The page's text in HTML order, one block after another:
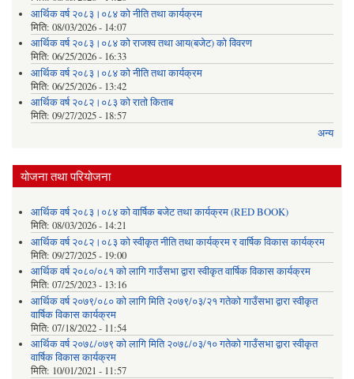
आर्थिक वर्ष २०८३।०८४ को नीति तथा कार्यक्रम
मिति: 08/03/2026 - 14:07
आर्थिक वर्ष २०८३।०८४ को राजश्व तथा आय(बजेट) को विवरण
मिति: 06/25/2026 - 16:33
आर्थिक वर्ष २०८३।०८४ को नीति तथा कार्यक्रम
मिति: 06/25/2026 - 13:42
आर्थिक वर्ष २०८२।०८३ को रातो किताब
मिति: 09/27/2025 - 18:57
अन्य
योजना तथा परियोजना
आर्थिक वर्ष २०८३।०८४ को वार्षिक बजेट तथा कार्यक्रम (RED BOOK)
मिति: 08/03/2026 - 14:21
आर्थिक वर्ष २०८२।०८३ को स्वीकृत नीति तथा कार्यक्रम र वार्षिक विकास कार्यक्रम
मिति: 09/27/2025 - 19:00
आर्थिक वर्ष २०८०/०८१ को लागि गाउँसभा द्वारा स्वीकृत वार्षिक विकास कार्यक्रम
मिति: 07/25/2023 - 13:16
आर्थिक वर्ष २०७९/०८० को लागि मिति २०७९/०३/२१ गतेको गाउँसभा द्वारा स्वीकृत
वार्षिक विकास कार्यक्रम
मिति: 07/18/2022 - 11:54
आर्थिक वर्ष २०७८/०७९ को लागि मिति २०७८/०३/१० गतेको गाउँसभा द्वारा स्वीकृत
वार्षिक विकास कार्यक्रम
मिति: 10/01/2021 - 11:57